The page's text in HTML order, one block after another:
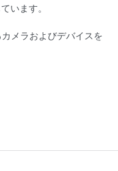
います。
メラおよびデバイスを